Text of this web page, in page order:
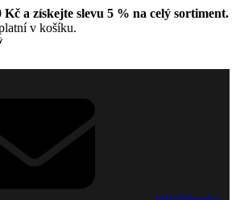
a získejte slevu 5 % na celý sortiment.
v košíku.